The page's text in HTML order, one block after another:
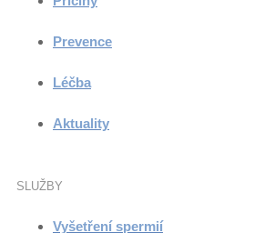
Prevence
Léčba
Aktuality
SLUŽBY
Vyšetření spermií